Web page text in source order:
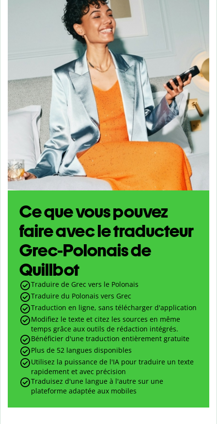
Ce que vous pouvez
faire avec le traducteur
Grec-Polonais de
Quillbot
Traduire de Grec vers le Polonais
Traduire du Polonais vers Grec
Traduction en ligne, sans télécharger d'application
Modifiez le texte et citez les sources en même
temps grâce aux outils de rédaction intégrés.
Bénéficier d'une traduction entièrement gratuite
Plus de 52 langues disponibles
Utilisez la puissance de l'IA pour traduire un texte
rapidement et avec précision
Traduisez d'une langue à l'autre sur une
plateforme adaptée aux mobiles